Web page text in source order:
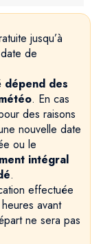
jusqu’à
de
dépend des
. En cas
des raisons
nouvelle date
ou le
intégral
.
effectuée
avant
ne sera pas